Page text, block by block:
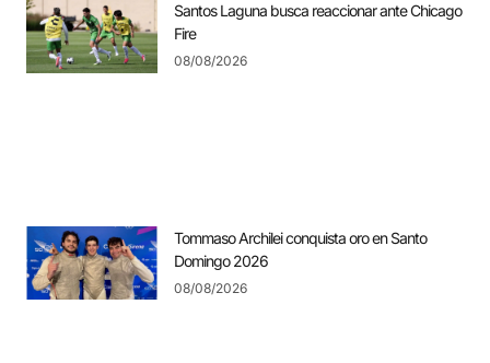
Santos Laguna busca reaccionar ante Chicago
Fire
08/08/2026
Tommaso Archilei conquista oro en Santo
Domingo 2026
08/08/2026